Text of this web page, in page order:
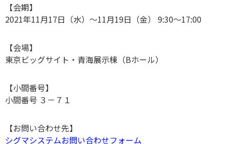
【会期】
2021年11月17日（水）～11月19日（金） 9:30～17:00
【会場】
東京ビッグサイト・青海展示棟（Bホール）
【小間番号】
小間番号 ３－７１
【お問い合わせ先】
シグマシステムお問い合わせフォーム